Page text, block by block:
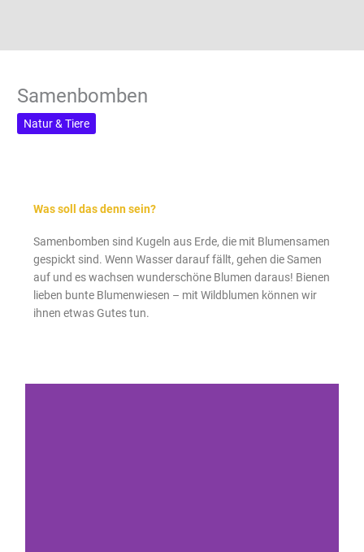
Samenbomben
Natur & Tiere
Was soll das denn sein?
Samenbomben sind Kugeln aus Erde, die mit Blumensamen
gespickt sind. Wenn Wasser darauf fällt, gehen die Samen
auf und es wachsen wunderschöne Blumen daraus! Bienen
lieben bunte Blumenwiesen – mit Wildblumen können wir
ihnen etwas Gutes tun.